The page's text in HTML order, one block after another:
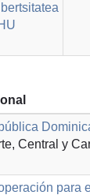
Central y
para